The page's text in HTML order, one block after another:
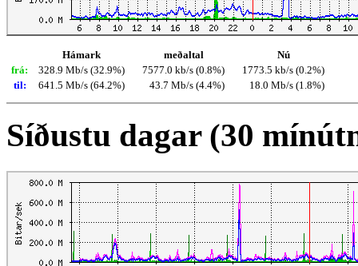
Hámark meðaltal
Nú
frá:
328.9 Mb/s (32.9%) 7577.0 kb/s (0.8%)
1773.5 kb/s (0.2%)
til:
641.5 Mb/s (64.2%) 43.7 Mb/s (4.4%) 18.0 Mb/s (1.8%)
Síðustu dagar (30